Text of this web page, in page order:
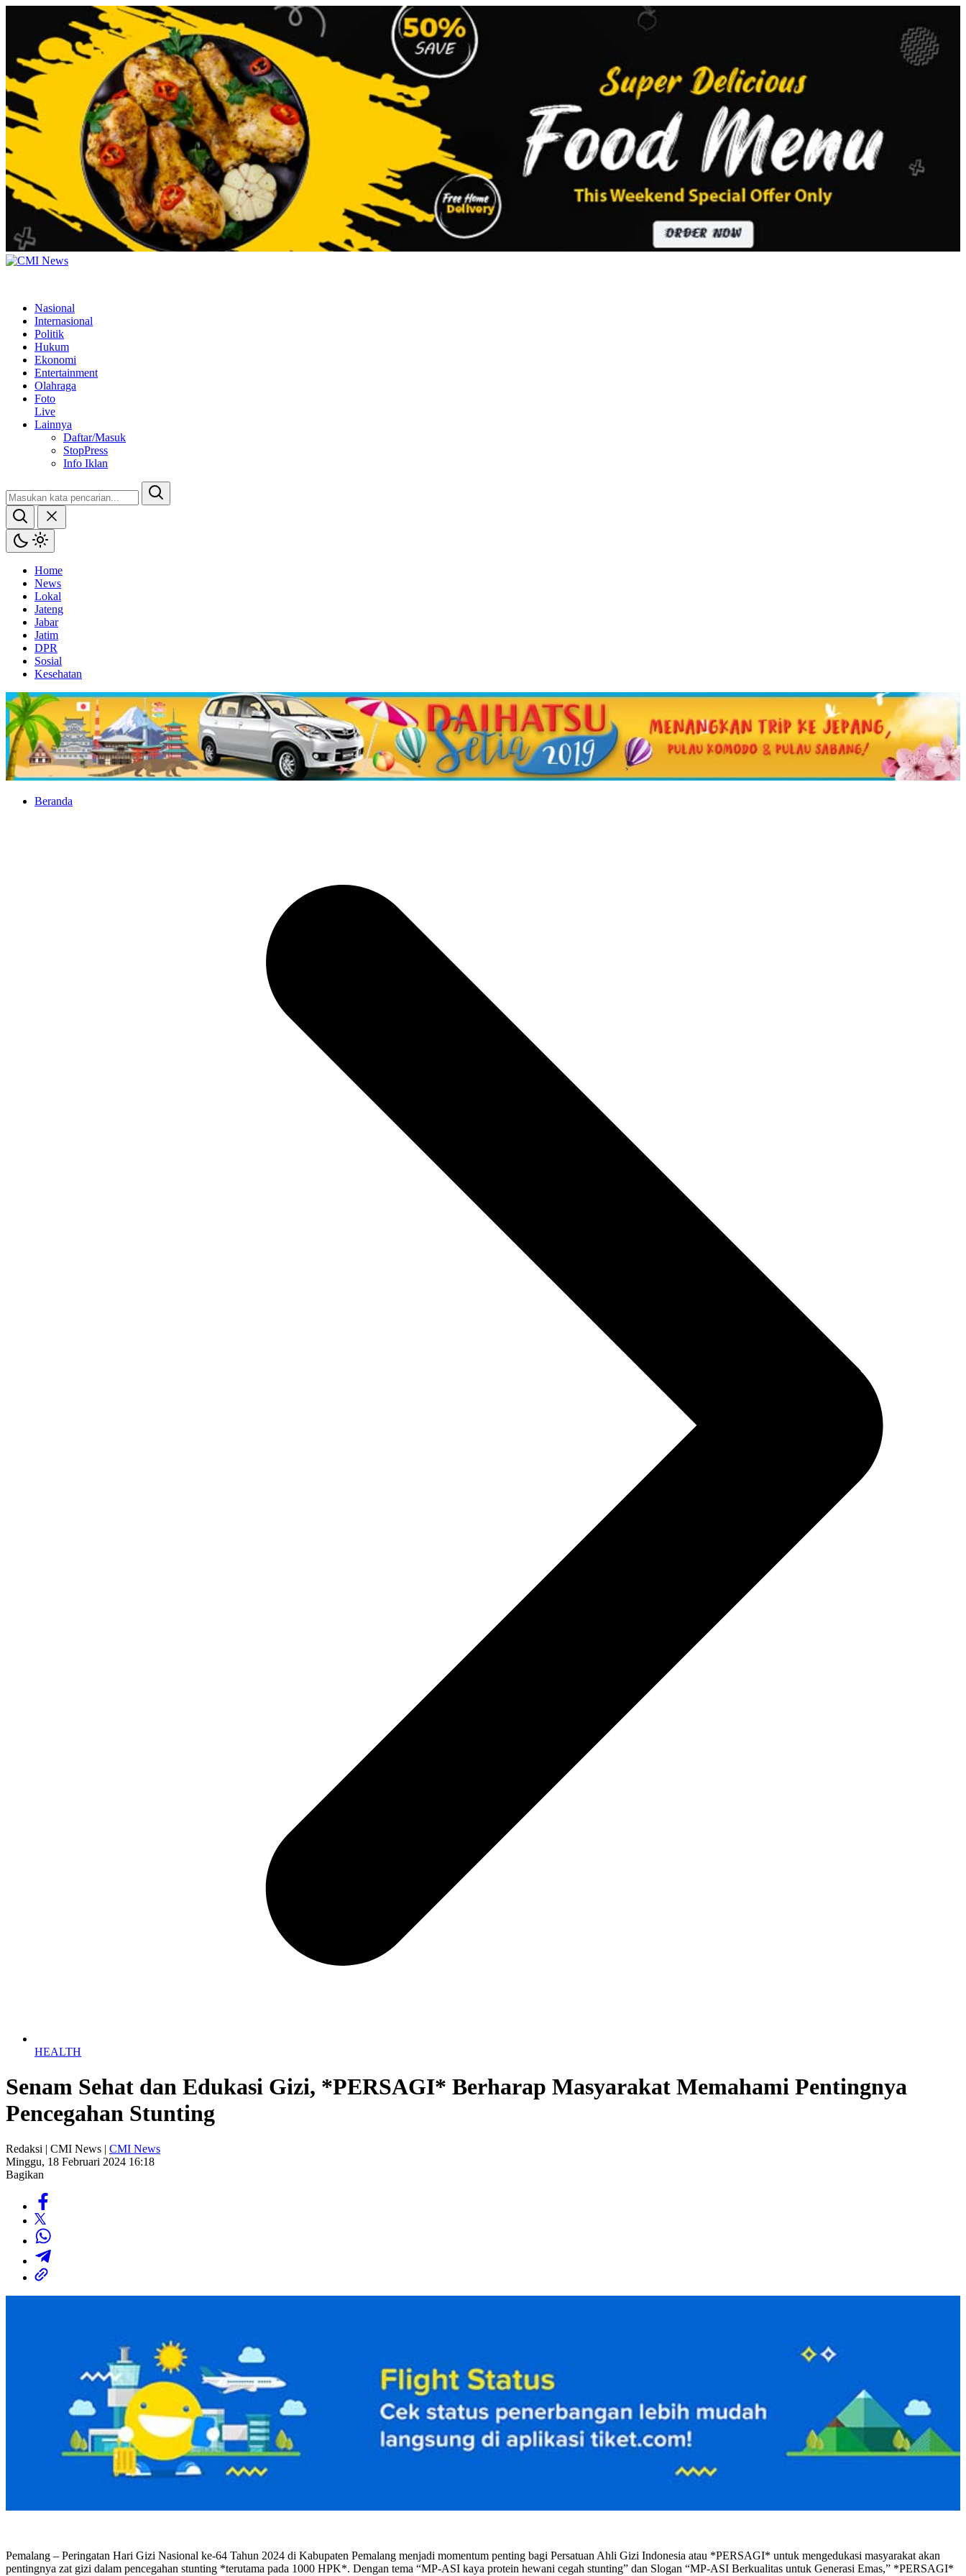
Nasional
Internasional
Politik
Hukum
Ekonomi
Entertainment
Olahraga
Foto
Live
Lainnya
Daftar/Masuk
StopPress
Info Iklan
Home
News
Lokal
Jateng
Jabar
Jatim
DPR
Sosial
Kesehatan
Beranda
HEALTH
Senam Sehat dan Edukasi Gizi, *PERSAGI* Berharap Masyarakat Memahami Pentingnya
Pencegahan Stunting
Redaksi | CMI News | CMI News
Minggu, 18 Februari 2024 16:18
Bagikan
Pemalang – Peringatan Hari Gizi Nasional ke-64 Tahun 2024 di Kabupaten Pemalang menjadi momentum penting bagi Persatuan Ahli Gizi Indonesia atau *PERSAGI* untuk mengedukasi masyarakat akan
pentingnya zat gizi dalam pencegahan stunting *terutama pada 1000 HPK*. Dengan tema “MP-ASI kaya protein hewani cegah stunting” dan Slogan “MP-ASI Berkualitas untuk Generasi Emas,” *PERSAGI*